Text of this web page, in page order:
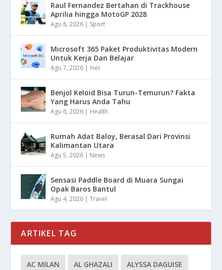
Raul Fernandez Bertahan di Trackhouse
Aprilia hingga MotoGP 2028
Agu 8, 2026 | Sport
Microsoft 365 Paket Produktivitas Modern
Untuk Kerja Dan Belajar
Agu 7, 2026 | Inet
Benjol Keloid Bisa Turun-Temurun? Fakta
Yang Harus Anda Tahu
Agu 6, 2026 | Health
Rumah Adat Baloy, Berasal Dari Provinsi
Kalimantan Utara
Agu 5, 2026 | News
Sensasi Paddle Board di Muara Sungai
Opak Baros Bantul
Agu 4, 2026 |Travel
ARTIKEL TAG
AC MILAN AL GHAZALI ALYSSA DAGUISE